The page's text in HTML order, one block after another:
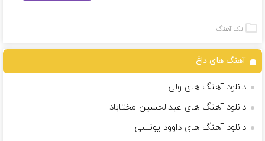
تک آهنگ
آهنگ های داغ
دانلود آهنگ های ولی
دانلود آهنگ های عبدالحسین مختاباد
دانلود آهنگ های داوود یونسی